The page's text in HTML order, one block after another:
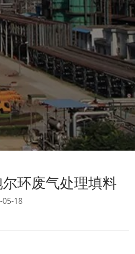
环废气处理填料
05-18